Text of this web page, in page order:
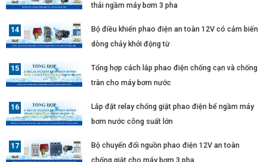
thải ngầm máy bơm 3 pha
Bộ điều khiển phao điện an toàn 12V có cảm biến
dòng chảy khởi động từ
Tổng hợp cách lắp phao điện chống cạn và chống
tràn cho máy bơm nước
Lắp đặt relay chống giật phao điện bể ngầm máy
bơm nước công suất lớn
Bộ chuyển đổi nguồn phao điện 12V an toàn
chống giật cho máy bơm 3 pha